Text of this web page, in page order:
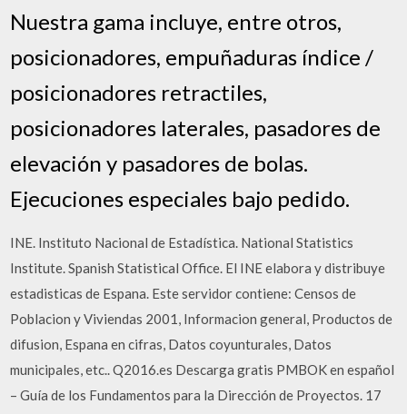
Nuestra gama incluye, entre otros,
posicionadores, empuñaduras índice /
posicionadores retractiles,
posicionadores laterales, pasadores de
elevación y pasadores de bolas.
Ejecuciones especiales bajo pedido.
INE. Instituto Nacional de Estadística. National Statistics
Institute. Spanish Statistical Office. El INE elabora y distribuye
estadisticas de Espana. Este servidor contiene: Censos de
Poblacion y Viviendas 2001, Informacion general, Productos de
difusion, Espana en cifras, Datos coyunturales, Datos
municipales, etc.. Q2016.es Descarga gratis PMBOK en español
– Guía de los Fundamentos para la Dirección de Proyectos. 17